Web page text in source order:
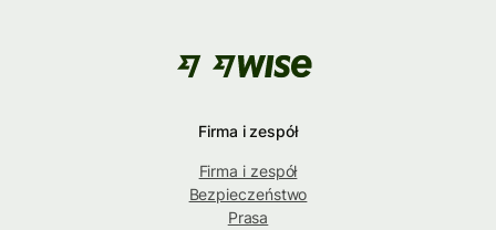
Firma i zespół
Firma i zespół
Bezpieczeństwo
Prasa